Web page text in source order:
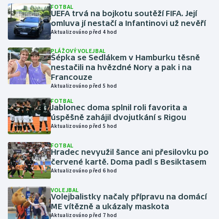
Jezdectví
Judo
Krasobruslení
Lyže a snowboard
Moderní pětiboj
Motorsport
Parasport
FOTBAL
UEFA trvá na bojkotu soutěží FIFA. Její
omluva jí nestačí a Infantinovi už nevěří
Aktualizováno před 4 hod
PLÁŽOVÝ VOLEJBAL
Šépka se Sedlákem v Hamburku těsně
nestačili na hvězdné Nory a pak i na
Francouze
Aktualizováno před 5 hod
FOTBAL
Jablonec doma splnil roli favorita a
úspěšně zahájil dvojutkání s Rigou
Aktualizováno před 5 hod
FOTBAL
Hradec nevyužil šance ani přesilovku po
červené kartě. Doma padl s Besiktasem
Aktualizováno před 6 hod
VOLEJBAL
Volejbalistky načaly přípravu na domácí
ME vítězně a ukázaly maskota
Aktualizováno před 7 hod